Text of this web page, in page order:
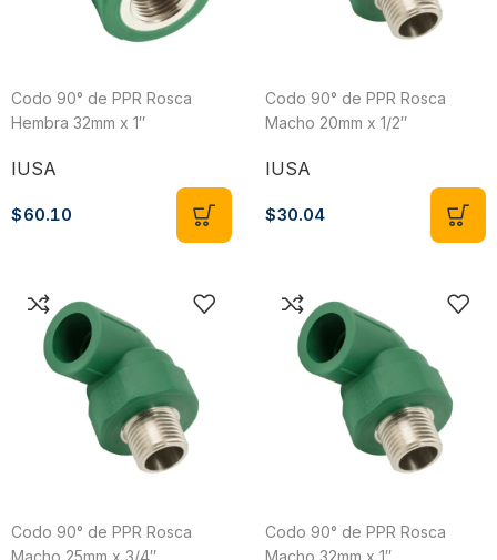
Codo 90° de PPR Rosca
Hembra 32mm x 1″
IUSA
$60.10
Codo 90° de PPR Rosca
Macho 20mm x 1/2″
IUSA
$30.04
Codo 90° de PPR Rosca
Macho 25mm x 3/4″
Codo 90° de PPR Rosca
Macho 32mm x 1″